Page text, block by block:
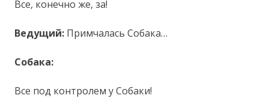
Все, конечно же, за!
Ведущий: Примчалась Собака…
Собака:
Все под контролем у Собаки!